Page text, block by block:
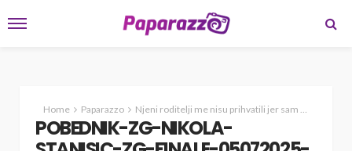
Home Paparazzo Njeni roditelji me nisu prihvatili jer sam Rom
POBEDNIK-ZG-NIKOLA-